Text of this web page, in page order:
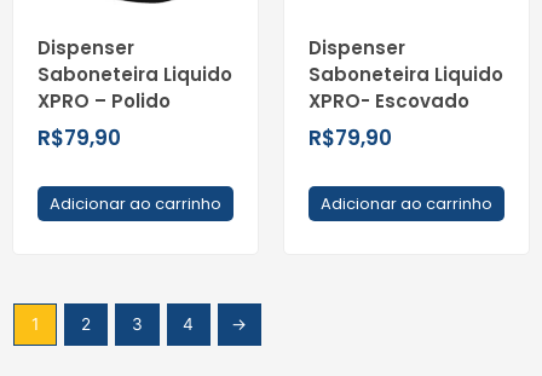
Dispenser
Saboneteira Liquido
XPRO – Polido
R$79,90
Adicionar ao carrinho
Dispenser
Saboneteira Liquido
XPRO- Escovado
R$79,90
Adicionar ao carrinho
1 2 3 4 →